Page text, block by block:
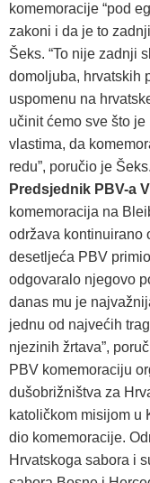
komemoracije “pod
zakoni i da je to
Šeks. “To nije zadnji
domoljuba, hrvatskih
uspomenu na
učinit ćemo sve što
vlastima, da
redu”, poručio je Šeks.
Predsjednik PBV-a
komemoracija na
održava kontinuirano
desetljeća PBV
odgovaralo njegovo
danas mu je
jednu od najvećih
njezinih žrtava”,
PBV komemoraciju
dušobrižništva za
katoličkom misijom u
dio komemoracije.
Hrvatskoga sabora i